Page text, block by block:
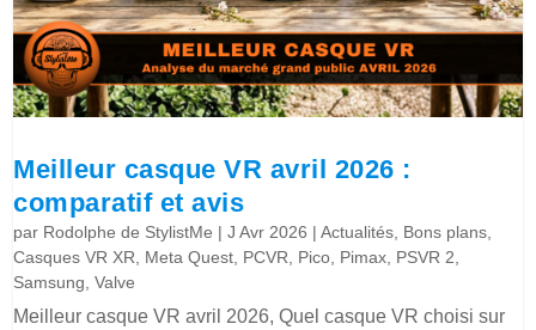
Meilleur casque VR avril 2026 :
comparatif et avis
par Rodolphe de StylistMe |J Avr 2026 |Actualités Bons plans
Casques VR XR
Meta Quest PCVR Pico Pimax PSVR 2
Samsung ,Valve
Meilleur casque VR avril 2026, Quel casque VR choisi sur